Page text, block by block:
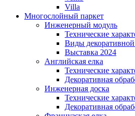
Villa
Многослойный паркет
Инженерный модуль
Технические
Виды декоративной
Выставка 2024
Английская елка
Технические
Декоративная
Инженерная доска
Технические
Декоративная